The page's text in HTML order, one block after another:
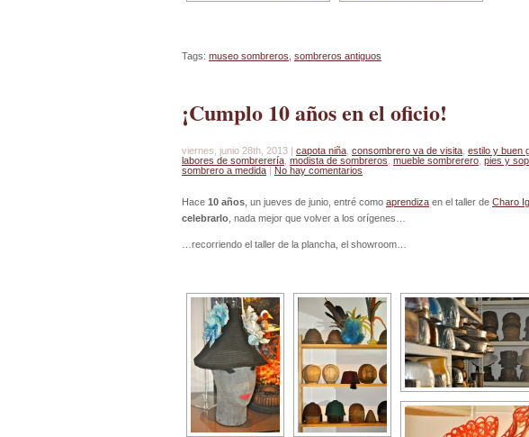
Tags: museo sombreros sombreros antiguos
¡Cumplo 10 años en el oficio!
viernes, junio 28th, 2013 | capota niña consombrero va de visita estilo y buen
labores de sombrerería modista de sombreros mueble sombrerero pies y
sombrero a medida | No hay comentarios
Hace 10 años , un jueves de junio, entré como aprendiza en el taller de Charo
celebrarlo , nada mejor que volver a los orígenes…
…recorriendo el taller de la plancha, el showroom…